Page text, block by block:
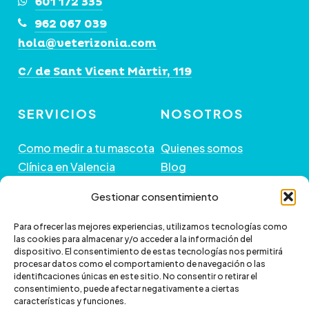
Gestionar consentimiento
Para ofrecer las mejores experiencias, utilizamos tecnologías como
las cookies para almacenar y/o acceder a la información del
dispositivo. El consentimiento de estas tecnologías nos permitirá
procesar datos como el comportamiento de navegación o las
identificaciones únicas en este sitio. No consentir o retirar el
consentimiento, puede afectar negativamente a ciertas
características y funciones.
962 067 039
hola@veterizonia.com
C/ de Sant Vicent Màrtir, 119
SERVICIOS
Como medir a tu mascota
Clínica en Valencia
NOSOTROS
Quienes somos
Blog
GUÍA DE COMPRA
Preguntas frecuentes
Paga a plazos con Klarna
Paga a plazos con
+ INFORMACIÓN
Política de envío
Cambios y devoluciones
Política de Privacidad